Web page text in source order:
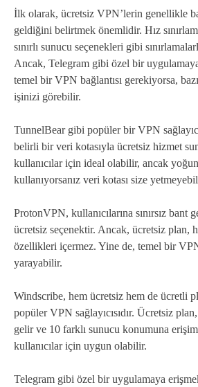
İlk olarak, ücretsiz VPN’lerin genellikle
geldiğini belirtmek önemlidir. Hız
sınırlı sunucu seçenekleri gibi
Ancak, Telegram gibi özel bir
temel bir VPN bağlantısı gerekiyorsa,
işinizi görebilir.
TunnelBear gibi popüler bir VPN
belirli bir veri kotasıyla ücretsiz hizmet
kullanıcılar için ideal olabilir, ancak
kullanıyorsanız veri kotası size
ProtonVPN, kullanıcılarına sınırsız bant
ücretsiz seçenektir. Ancak, ücretsiz plan,
özellikleri içermez. Yine de, temel bir
yarayabilir.
Windscribe, hem ücretsiz hem de ücretli
popüler VPN sağlayıcısıdır. Ücretsiz
gelir ve 10 farklı sunucu konumuna
kullanıcılar için uygun olabilir.
Telegram gibi özel bir uygulamaya